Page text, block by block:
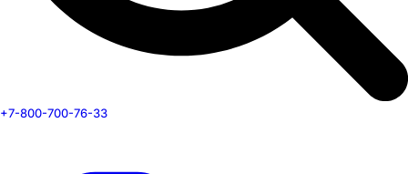
+7-800-700-76-33